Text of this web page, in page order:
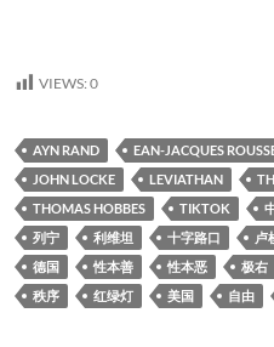
VIEWS: 0
AYN RAND EAN-JACQUES
JOHN LOCKE
LEVIATHAN
THOMAS HOBBES
TIKTOK
列宁
利维坦 十字路口 卢
德国
性本善 性本恶 极右
秩序
红绿灯 美国 自由